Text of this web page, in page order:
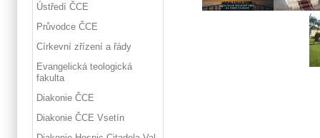
Ústředí ČCE
Průvodce ČCE
Církevní zřízení a řády
Evangelická teologická
fakulta
Diakonie ČCE
Diakonie ČCE Vsetín